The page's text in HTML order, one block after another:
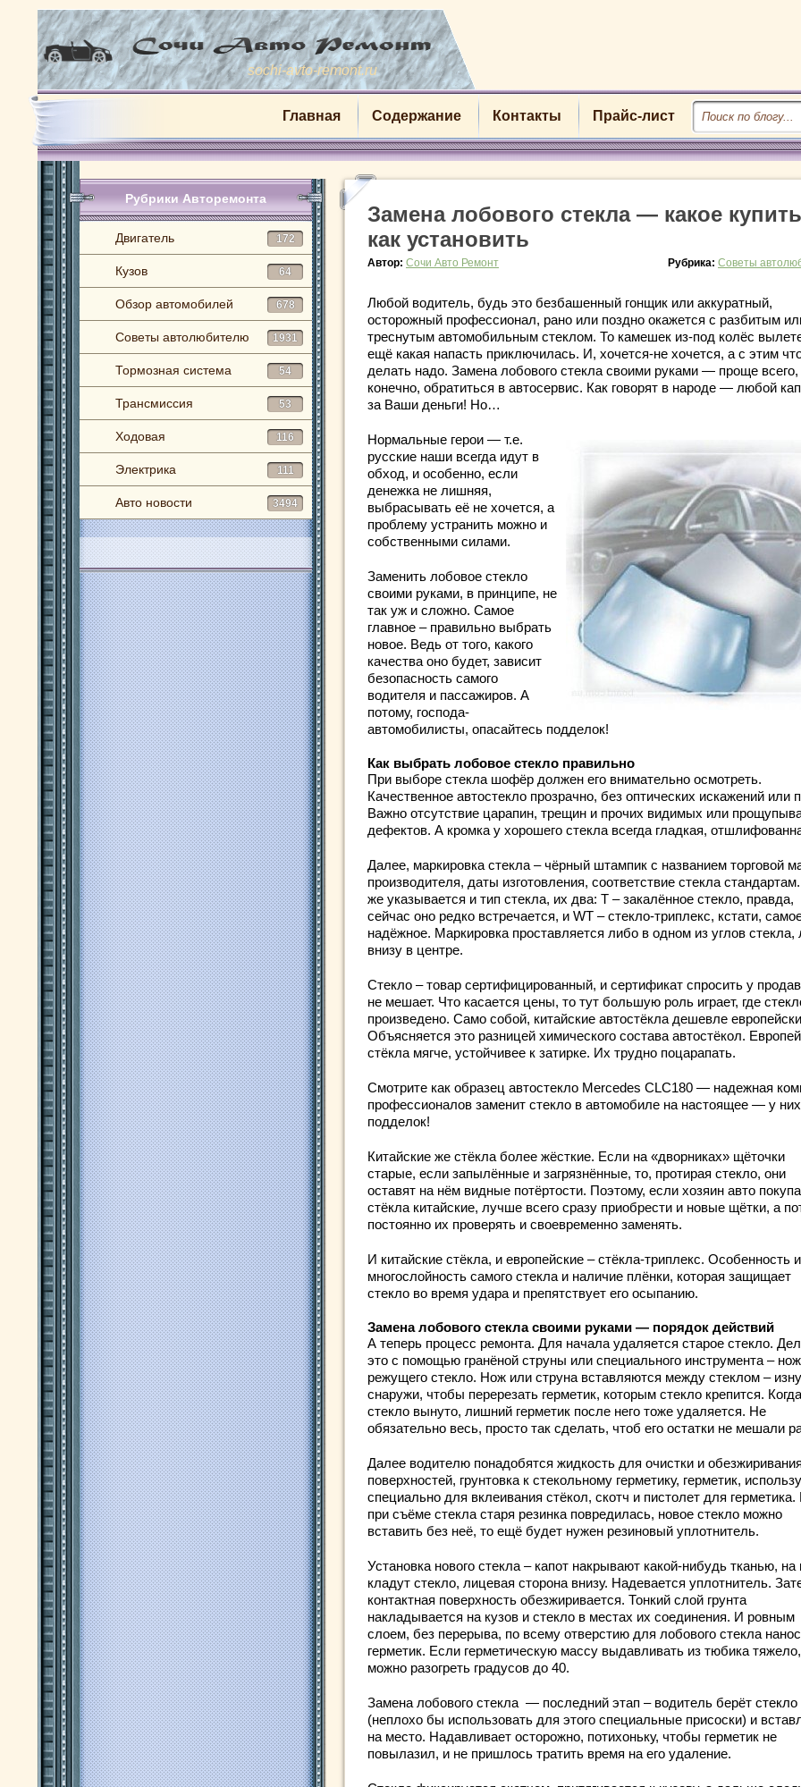
sochi-avto-remont.ru
Главная Содержание Контакты Прайс-лист
Рубрики Авторемонта
Двигатель 172
Кузов 64
Обзор автомобилей 678
Советы автолюбителю 1931
Тормозная система 54
Трансмиссия 53
Ходовая 116
Электрика 111
Авто новости 3494
Замена лобового стекла — какое
как установить
Автор: Сочи Авто Ремонт Рубрика: Советы
Любой водитель, будь это безбашенный гонщик или аккуратный,
осторожный профессионал, рано или поздно окажется с разбитым
треснутым автомобильным стеклом. То камешек из-под колёс
ещё какая напасть приключилась. И, хочется-не хочется, а с этим
делать надо. Замена лобового стекла своими руками — проще всего,
конечно, обратиться в автосервис. Как говорят в народе — любой
за Ваши деньги! Но…
Нормальные герои — т.е.
русские наши всегда идут в
обход, и особенно, если
денежка не лишняя,
выбрасывать её не хочется, а
проблему устранить можно и
собственными силами.
Заменить лобовое стекло
своими руками, в принципе, не
так уж и сложно. Самое
главное – правильно выбрать
новое. Ведь от того, какого
качества оно будет, зависит
безопасность самого
водителя и пассажиров. А
потому, господа-
автомобилисты, опасайтесь подделок!
Как выбрать лобовое стекло правильно
При выборе стекла шофёр должен его внимательно осмотреть.
Качественное автостекло прозрачно, без оптических искажений или
Важно отсутствие царапин, трещин и прочих видимых или
дефектов. А кромка у хорошего стекла всегда гладкая,
Далее, маркировка стекла – чёрный штампик с названием торговой
производителя, даты изготовления, соответствие стекла
же указывается и тип стекла, их два: T – закалённое стекло, правда,
сейчас оно редко встречается, и WT – стекло-триплекс, кстати,
надёжное. Маркировка проставляется либо в одном из углов стекла,
внизу в центре.
Стекло – товар сертифицированный, и сертификат спросить у
не мешает. Что касается цены, то тут большую роль играет, где
произведено. Само собой, китайские автостёкла дешевле
Объясняется это разницей химического состава автостёкол.
стёкла мягче, устойчивее к затирке. Их трудно поцарапать.
Смотрите как образец автостекло Mercedes CLC180 — надежная
профессионалов заменит стекло в автомобиле на настоящее — у
подделок!
Китайские же стёкла более жёсткие. Если на «дворниках» щёточки
старые, если запылённые и загрязнённые, то, протирая стекло, они
оставят на нём видные потёртости. Поэтому, если хозяин авто
стёкла китайские, лучше всего сразу приобрести и новые щётки, а
постоянно их проверять и своевременно заменять.
И китайские стёкла, и европейские – стёкла-триплекс. Особенность
многослойность самого стекла и наличие плёнки, которая защищает
стекло во время удара и препятствует его осыпанию.
Замена лобового стекла своими руками — порядок действий
А теперь процесс ремонта. Для начала удаляется старое стекло.
это с помощью гранёной струны или специального инструмента –
режущего стекло. Нож или струна вставляются между стеклом –
снаружи, чтобы перерезать герметик, которым стекло крепится. Когда
стекло вынуто, лишний герметик после него тоже удаляется. Не
обязательно весь, просто так сделать, чтоб его остатки не мешали
Далее водителю понадобятся жидкость для очистки и
поверхностей, грунтовка к стекольному герметику, герметик,
специально для вклеивания стёкол, скотч и пистолет для
при съёме стекла старя резинка повредилась, новое стекло можно
вставить без неё, то ещё будет нужен резиновый уплотнитель.
Установка нового стекла – капот накрывают какой-нибудь тканью, на
кладут стекло, лицевая сторона внизу. Надевается уплотнитель.
контактная поверхность обезжиривается. Тонкий слой грунта
накладывается на кузов и стекло в местах их соединения. И ровным
слоем, без перерыва, по всему отверстию для лобового стекла
герметик. Если герметическую массу выдавливать из тюбика тяжело,
можно разогреть градусов до 40.
Замена лобового стекла — последний этап – водитель берёт стекло
(неплохо бы использовать для этого специальные присоски) и
на место. Надавливает осторожно, потихоньку, чтобы герметик не
повылазил, и не пришлось тратить время на его удаление.